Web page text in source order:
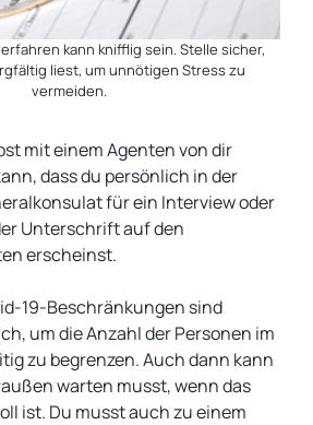
kann knifflig sein. Stelle sicher,
liest, um unnötigen Stress zu
vermeiden.
mit einem Agenten von dir
dass du persönlich in der
für ein Interview oder
Unterschrift auf den
erscheinst.
19-Beschränkungen sind
um die Anzahl der Personen im
zu begrenzen. Auch dann kann
warten musst, wenn das
ist. Du musst auch zu einem